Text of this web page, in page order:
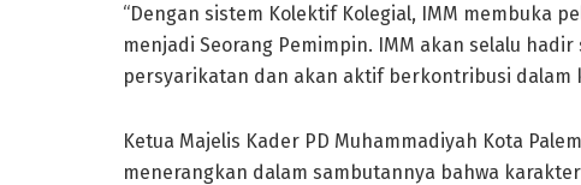
“Dengan sistem Kolektif Kolegial, IMM membuka
menjadi Seorang Pemimpin. IMM akan selalu hadir
persyarikatan dan akan aktif berkontribusi dalam
Ketua Majelis Kader PD Muhammadiyah Kota
menerangkan dalam sambutannya bahwa